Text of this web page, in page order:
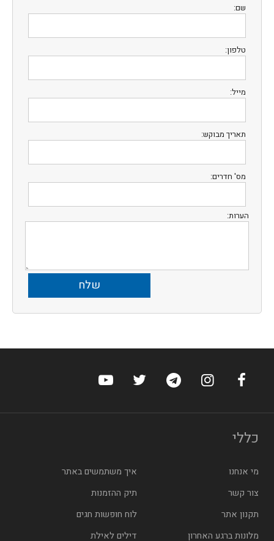
שם:
טלפון:
מייל:
תאריך מבוקש:
מס' חדרים:
הערות:
ערוץ הפייסבוק של הוטלס
ערוץ האינסטגרם של הוטלס
ערוץ הטלגרם של הוטלס
ערוץ טוויטר של הוטלס
ערוץ היוטיוב של
כללי
מי אנחנו
איך משתמשים באתר
צור קשר
תיק ההזמנות
תקנון אתר
לוח חופשות חגים
מלונות ברגע האחרון
דילים לאילת